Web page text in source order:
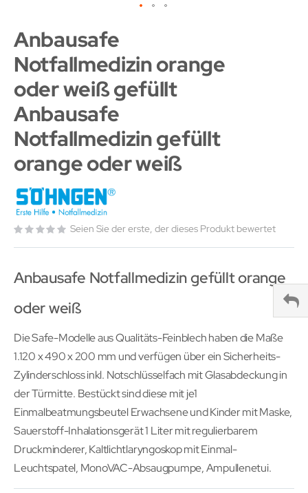
Anbausafe
Notfallmedizin orange
oder weiß gefüllt
Anbausafe
Notfallmedizin gefüllt
orange oder weiß
Seien Sie der erste, der dieses Produkt bewertet
Anbausafe Notfallmedizin gefüllt orange
oder weiß
Die Safe-Modelle aus Qualitäts-Feinblech haben die Maße
1.120 x 490 x 200 mm und verfügen über ein Sicherheits-
Zylinderschloss inkl. Notschlüsselfach mit Glasabdeckung in
der Türmitte. Bestückt sind diese mit je1
Einmalbeatmungsbeutel Erwachsene und Kinder mit Maske,
Sauerstoff-Inhalationsgerät 1 Liter mit regulierbarem
Druckminderer, Kaltlichtlaryngoskop mit Einmal-
Leuchtspatel, MonoVAC-Absaugpumpe, Ampullenetui.